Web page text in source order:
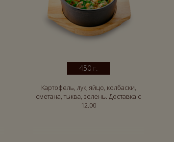
450 г.
Картофель, лук, яйцо, колбаски,
сметана, тыква, зелень. Доставка с
12.00